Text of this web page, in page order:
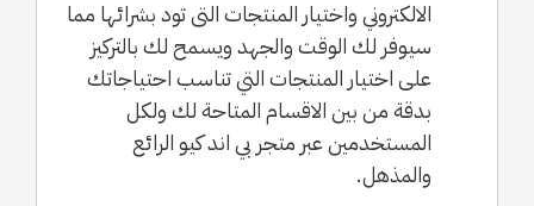
الالكتروني واختيار المنتجات التى تود بشرائها مما
سيوفر لك الوقت والجهد ويسمح لك بالتركيز
على اختيار المنتجات التي تناسب احتياجاتك
بدقة من بين الاقسام المتاحة لك ولكل
المستخدمين عبر متجر بي اند كيو الرائع
والمذهل.